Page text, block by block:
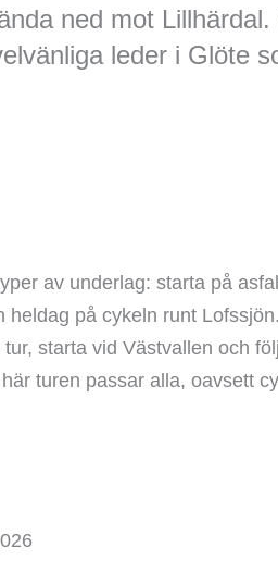
ned mot
leder i Glöte
av underlag: starta på
på cykeln runt
starta vid Västvallen och
turen passar alla, oavsett